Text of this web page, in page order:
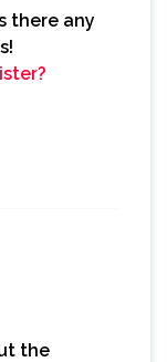
there any
the